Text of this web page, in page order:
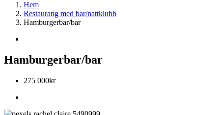
Hem
Restaurang med bar/nattklubb
Hamburgerbar/bar
Hamburgerbar/bar
275 000kr